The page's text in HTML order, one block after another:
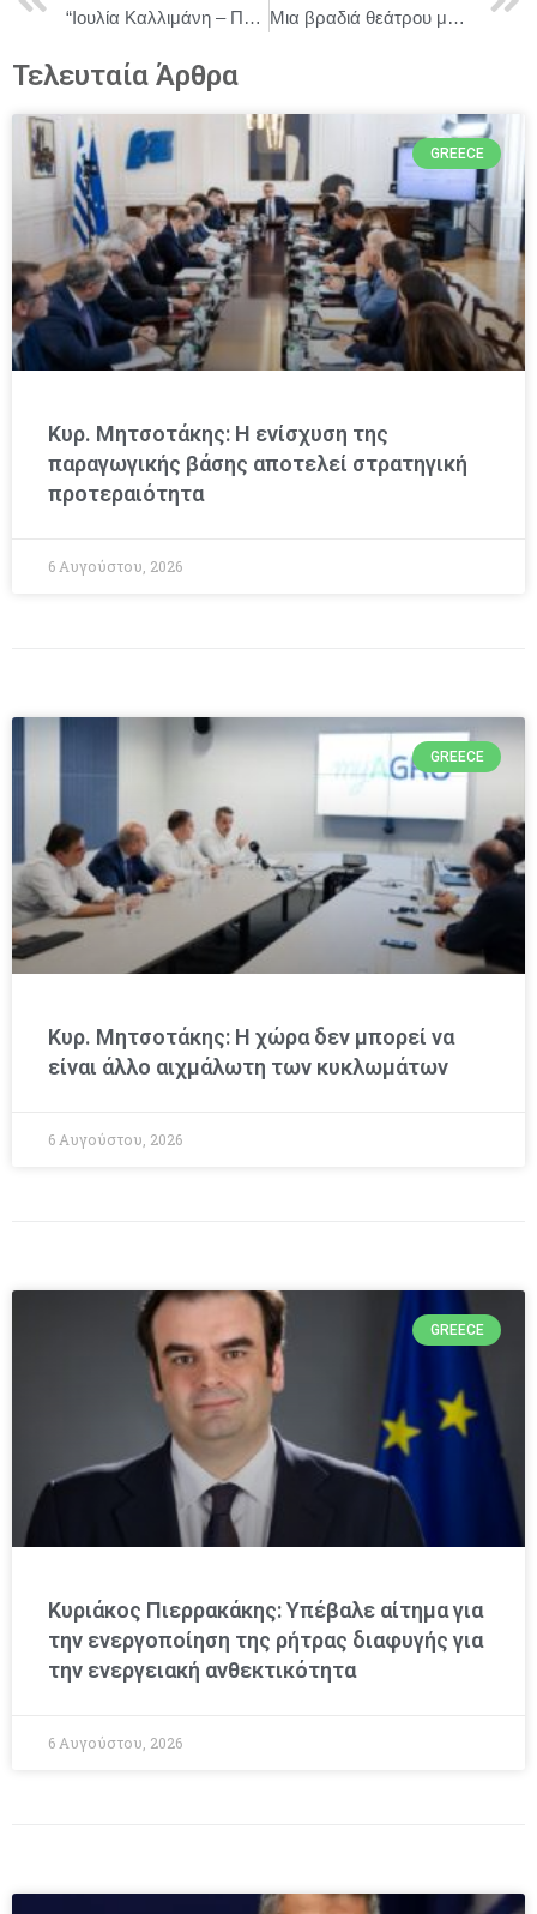
“Ιουλία Καλλιμάνη – Παγκόσμια Ημέρα Αγκαλιάς Charity Event”
Μια βραδιά θεάτρου με την υπογραφή της Allwyn στο Μικρό Παλλάς
Τελευταία Άρθρα
GREECE
Κυρ. Μητσοτάκης: Η ενίσχυση της
παραγωγικής βάσης αποτελεί στρατηγική
προτεραιότητα
6 Αυγούστου, 2026
GREECE
Κυρ. Μητσοτάκης: Η χώρα δεν μπορεί να
είναι άλλο αιχμάλωτη των κυκλωμάτων
6 Αυγούστου, 2026
GREECE
Κυριάκος Πιερρακάκης: Υπέβαλε αίτημα για
την ενεργοποίηση της ρήτρας διαφυγής για
την ενεργειακή ανθεκτικότητα
6 Αυγούστου, 2026